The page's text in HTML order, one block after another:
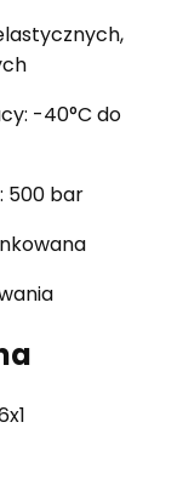
-40°C do
500 bar